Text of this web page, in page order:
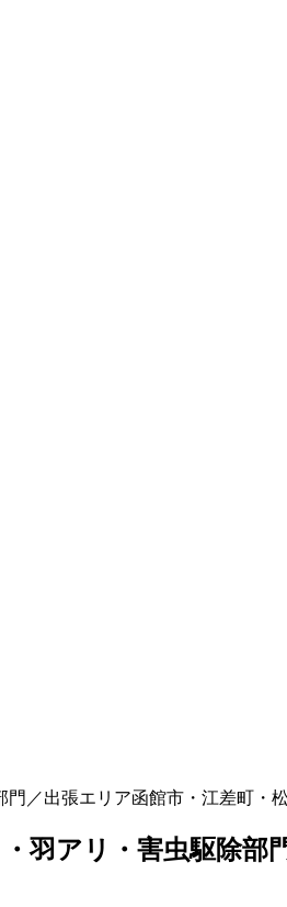
／出張エリア函館市・江差町・
羽アリ・害虫駆除部